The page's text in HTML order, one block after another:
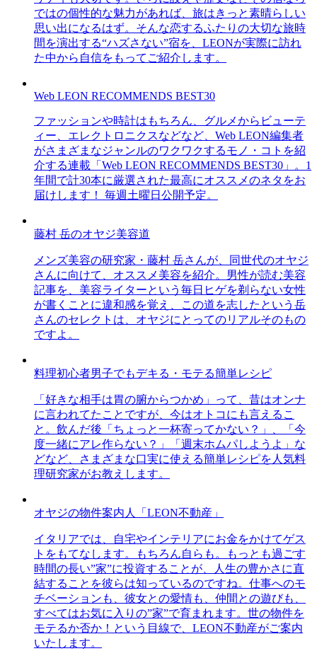
ではの個性的な魅力があれば、旅はきっと素晴らしい
思い出になるはず。そんな恋するふたりの大切な旅時
間を演出する“ハズさない”宿を、LEONが実際に訪れ
た中から自信をもってご紹介します。
Web LEON RECOMMENDS BEST30
ファッションや時計はもちろん、グルメからビューテ
ィー、エレクトロニクスなどなど、Web LEON編集者
がさまざまなジャンルのワクワクするモノ・コトを紹
介する連載「Web LEON RECOMMENDS BEST30」。1
年間で計30本に厳選された最高にオススメのネタをお
届けします！ 毎週土曜日公開予定。
藤村 岳のオヤジ美容道
メンズ美容の研究家・藤村 岳さんが、同世代のオヤジ
さんに向けて、オススメ美容を紹介。男性が読む美容
記事を、美容ライターという毎日ヒゲを剃らない女性
が書くことに違和感を覚え、この道を志したという岳
さんのセレクトは、オヤジにとってのリアルそのもの
ですよ。
料理初心者男子でもデキる・モテる簡単レシピ
「好きな相手は胃の腑からつかめ」って、昔はオンナ
に言われてたことですが、今はオトコにも言えるこ
と。飲んだ後「ちょっと一杯寄ってかない？」、「今
度一緒にアレ作らない？」「週末ホムパしようよ」な
どなど、さまざまな口実に使える簡単レシピを人気料
理研究家がお教えします。
オヤジの物件案内人「LEON不動産」
イタリアでは、自宅やインテリアにお金をかけてゲス
トをもてなします。もちろん自らも。もっとも過ごす
時間の長い”家”に投資することが、人生の豊かさに直
結することを彼らは知っているのですね。仕事へのモ
チベーションも、彼女との愛情も、仲間との遊びも、
すべてはお気に入りの”家”で育まれます。世の物件を
モテるか否か！という目線で、LEON不動産がご案内
いたします。